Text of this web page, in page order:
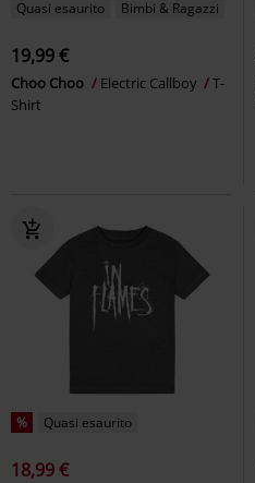
Quasi esaurito Bimbi & Ragazzi
19,99 €
Choo Choo Electric Callboy
T-
Shirt
% Quasi esaurito
18,99 €